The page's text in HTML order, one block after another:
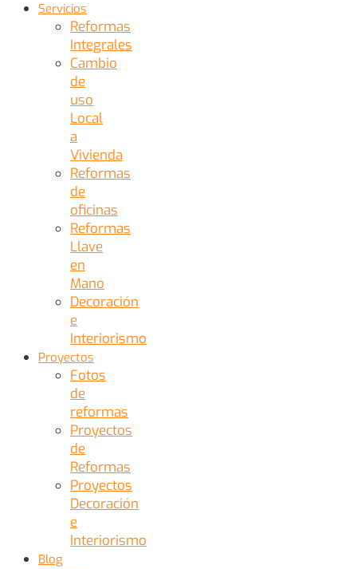
Servicios
Reformas
Integrales
Cambio
de
uso
Local
a
Vivienda
Reformas
de
oficinas
Reformas
Llave
en
Mano
Decoración
e
Interiorismo
Proyectos
Fotos
de
reformas
Proyectos
de
Reformas
Proyectos
Decoración
e
Interiorismo
Blog